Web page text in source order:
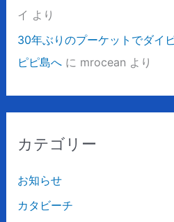
イ より
30年ぶりのプーケットでダイ
ピピ島へに mrocean より
カテゴリー
お知らせ
カタビーチ